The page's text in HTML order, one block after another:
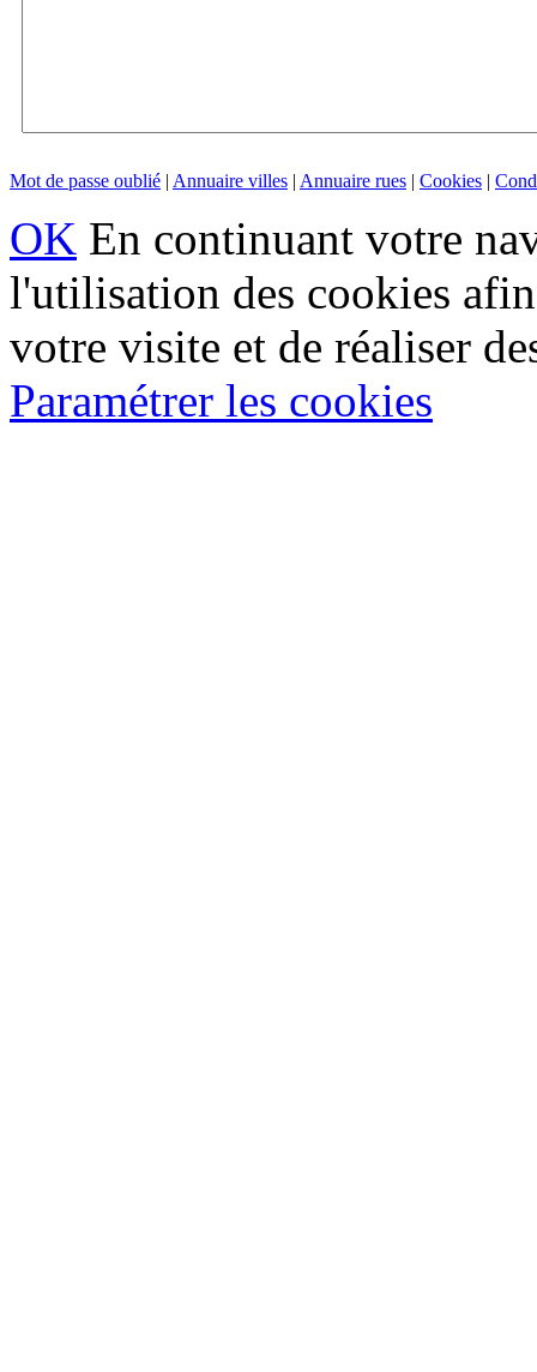
Mot de passe oublié | Annuaire villes | Annuaire rues | Cookies |
OK En continuant votre
l'utilisation des cookies
votre visite et de réaliser
Paramétrer les cookies